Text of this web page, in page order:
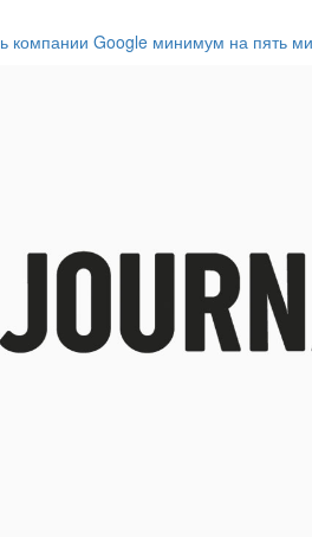
компании Google минимум на пять